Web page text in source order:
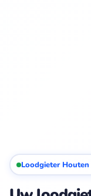
Loodgieter